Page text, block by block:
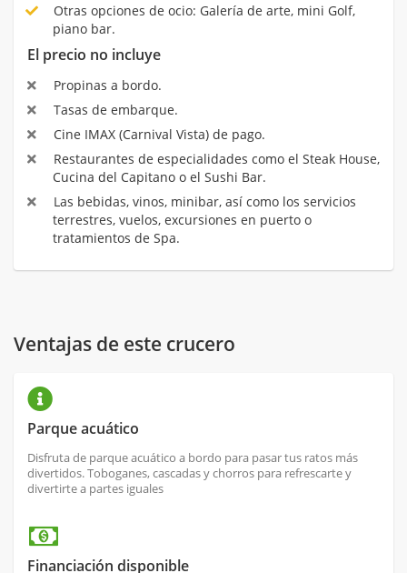
Otras opciones de ocio: Galería de arte, mini Golf,
piano bar.
El precio no incluye
Propinas a bordo.
Tasas de embarque.
Cine IMAX (Carnival Vista) de pago.
Restaurantes de especialidades como el Steak House,
Cucina del Capitano o el Sushi Bar.
Las bebidas, vinos, minibar, así como los servicios
terrestres, vuelos, excursiones en puerto o
tratamientos de Spa.
Ventajas de este crucero
Parque acuático
Disfruta de parque acuático a bordo para pasar tus ratos más
divertidos. Toboganes, cascadas y chorros para refrescarte y
divertirte a partes iguales
Financiación disponible